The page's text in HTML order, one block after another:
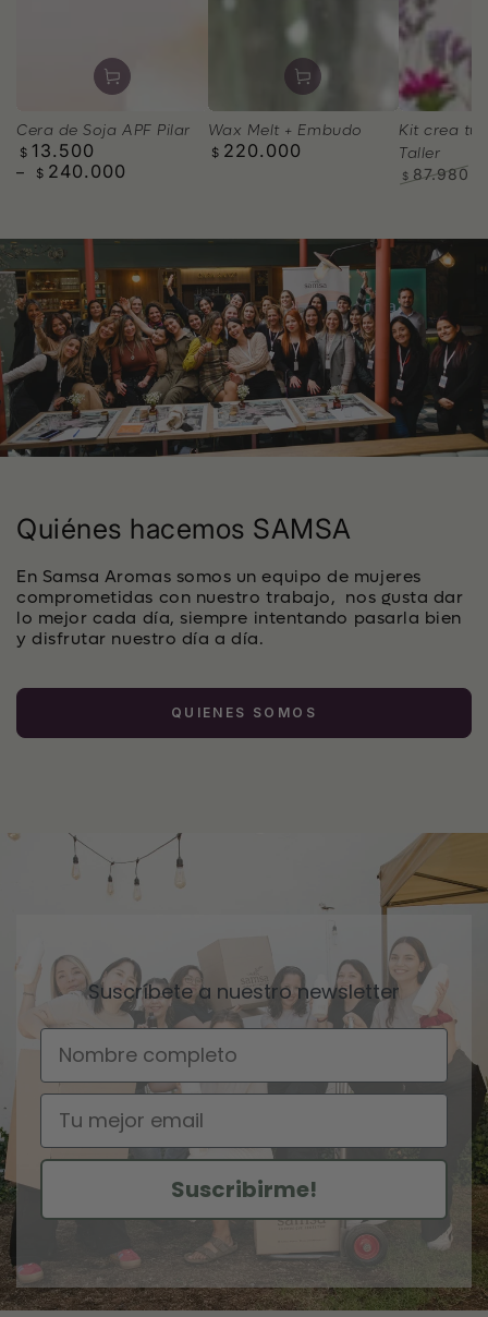
Cera de Soja APF Pilar
Precio
regular
$ 13.500
$ 240.000
Wax Melt + Embudo
Precio
$ 220.000
Kit crea
Taller
$ 87.980
Quiénes hacemos SAMSA
En Samsa Aromas somos un equipo de mujeres
comprometidas con nuestro trabajo, nos gusta dar
lo mejor cada día, siempre intentando pasarla bien
y disfrutar nuestro día a día.
QUIENES SOMOS
Suscríbete a nuestro newsletter
Nombre
Email
Suscribirme!